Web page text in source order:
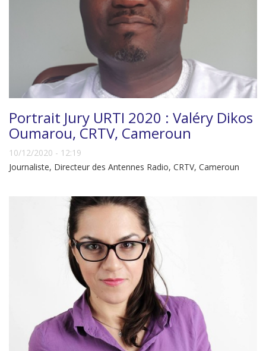
Portrait Jury URTI 2020 : Valéry Dikos
Oumarou, CRTV, Cameroun
10/12/2020 - 12:19
Journaliste, Directeur des Antennes Radio, CRTV, Cameroun